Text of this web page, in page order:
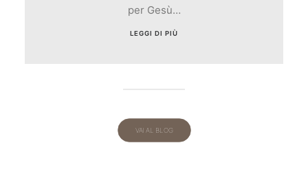
per Gesù…
LEGGI DI PIÙ
VAI AL BLOG